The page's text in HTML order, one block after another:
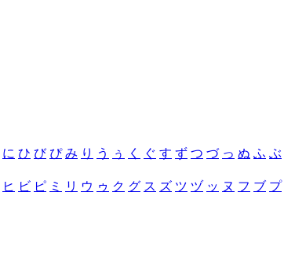
に ひ び ぴ み り う ぅ く ぐ す ず つ づ っ ぬ ふ ぶ
ヒ ビ ピ ミ リ ウ ゥ ク グ ス ズ ツ ヅ ッ ヌ フ ブ プ